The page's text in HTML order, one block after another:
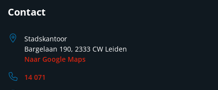
Contact
Stadskantoor
Bargelaan 190, 2333 CW Leiden
Naar Google Maps
14 071